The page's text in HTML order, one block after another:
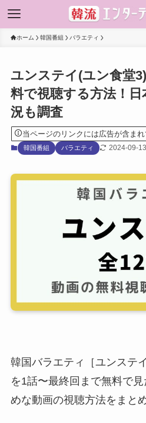
ホーム 韓国番組 バラエティ
ユンステイ(ユン食堂
料で視聴する方法！
況も調査
当ページのリンクには広告が含まれ
韓国番組 バラエティ 2024-09-13
韓国バラエティ［ユンステ
を1話〜最終回まで無料で
めな動画の視聴方法をまと